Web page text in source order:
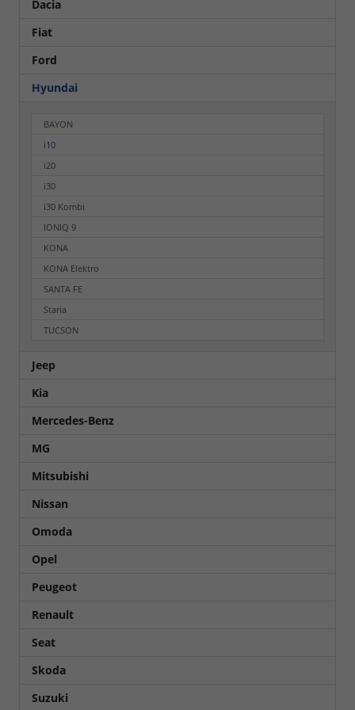
Dacia
Fiat
Ford
Hyundai
BAYON
i10
i20
i30
i30 Kombi
IONIQ 9
KONA
KONA Elektro
SANTA FE
Staria
TUCSON
Jeep
Kia
Mercedes-Benz
MG
Mitsubishi
Nissan
Omoda
Opel
Peugeot
Renault
Seat
Skoda
Suzuki